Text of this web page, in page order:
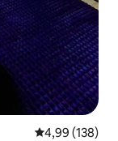
4,99 av 5 i
4,99 (138)